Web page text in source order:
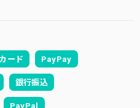
ード PayPay
銀行振込
PayPal